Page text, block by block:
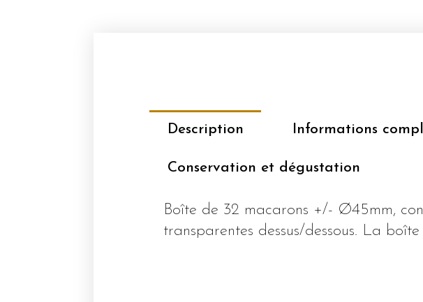
Description Informations
Conservation et dégustation
Boîte de 32 macarons +/- Ø45mm,
transparentes dessus/dessous. La